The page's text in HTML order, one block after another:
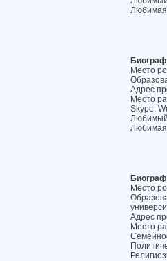
Любимая
Место
Адрес
Место
Skype:
Место
Адрес
Место